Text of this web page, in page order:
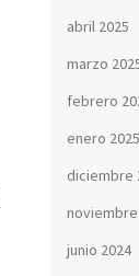
abril 2025
marzo
febrero
enero 2025
diciembre
noviembre
junio 2024